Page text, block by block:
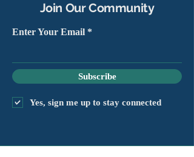
Join Our Community
Enter Your Email
Subscribe
Yes, sign me up to stay connected